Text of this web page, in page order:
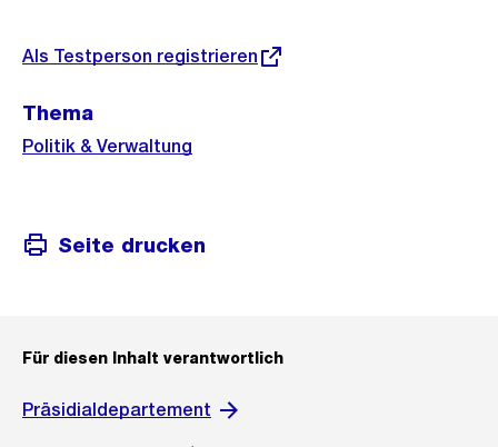
Weitere
Externer
Als Testperson registrieren
Thema
Politik & Verwaltung
Seite drucken
Für diesen Inhalt verantwortlich
Präsidialdepartement